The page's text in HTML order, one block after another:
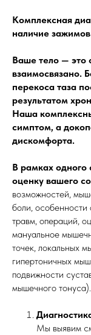
Комплексная
наличие
Ваше тело — это
взаимосвязано.
перекоса таза
результатом
Наша
симптом, а
дискомфорта.
В рамках
оценку вашего
возможностей,
боли,
травм, операций,
мануальное
точек, локальных
гипертоничных
подвижности
мышечного тонуса).
Мы выявим